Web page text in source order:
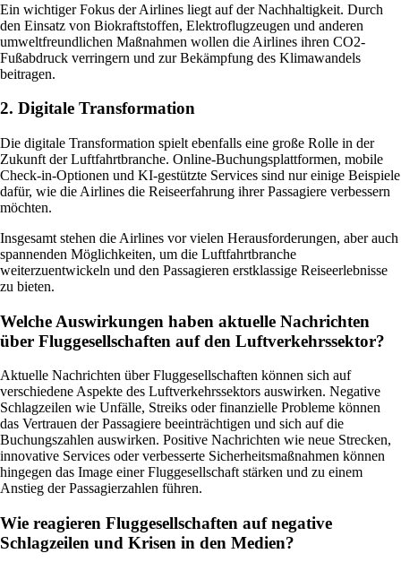
Ein wichtiger Fokus der Airlines liegt auf der Nachhaltigkeit. Durch
den Einsatz von Biokraftstoffen, Elektroflugzeugen und anderen
umweltfreundlichen Maßnahmen wollen die Airlines ihren CO2-
Fußabdruck verringern und zur Bekämpfung des Klimawandels
beitragen.
2. Digitale Transformation
Die digitale Transformation spielt ebenfalls eine große Rolle in der
Zukunft der Luftfahrtbranche. Online-Buchungsplattformen, mobile
Check-in-Optionen und KI-gestützte Services sind nur einige Beispiele
dafür, wie die Airlines die Reiseerfahrung ihrer Passagiere verbessern
möchten.
Insgesamt stehen die Airlines vor vielen Herausforderungen, aber auch
spannenden Möglichkeiten, um die Luftfahrtbranche
weiterzuentwickeln und den Passagieren erstklassige Reiseerlebnisse
zu bieten.
Welche Auswirkungen haben aktuelle Nachrichten
über Fluggesellschaften auf den Luftverkehrssektor?
Aktuelle Nachrichten über Fluggesellschaften können sich auf
verschiedene Aspekte des Luftverkehrssektors auswirken. Negative
Schlagzeilen wie Unfälle, Streiks oder finanzielle Probleme können
das Vertrauen der Passagiere beeinträchtigen und sich auf die
Buchungszahlen auswirken. Positive Nachrichten wie neue Strecken,
innovative Services oder verbesserte Sicherheitsmaßnahmen können
hingegen das Image einer Fluggesellschaft stärken und zu einem
Anstieg der Passagierzahlen führen.
Wie reagieren Fluggesellschaften auf negative
Schlagzeilen und Krisen in den Medien?